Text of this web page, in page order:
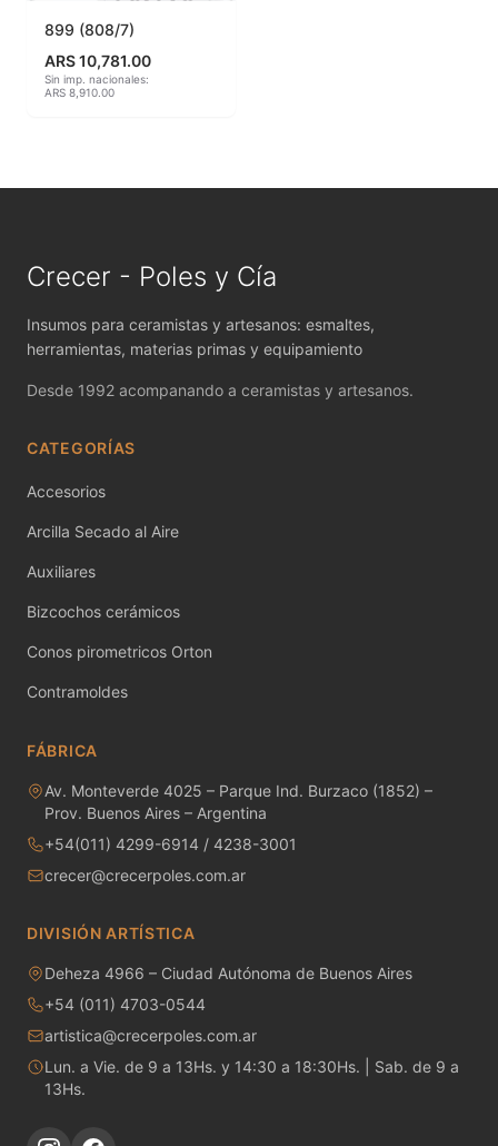
MAYCO E & E CHUNKIES
MAYCO ENGOBE
MAYCO FUNDAMENTALS UNDERGLAZES
MAYCO JUNGLE GEMS
MAYCO MAGIC METALLICS
MAYCO POTTERY CASCADES
MAYCO RAKU GLAZES
MAYCO SNOW GEMS
MAYCO SPECIALTY GLAZES
MAYCO STROKE & COAT
Metales preciosos y luestres
Minerales
899 (808/7)
ARS 10,781.00
Sin imp. nacionales:
ARS 8,910.00
Crecer - Poles y Cía
Insumos para ceramistas y artesanos: esmaltes,
herramientas, materias primas y equipamiento
Desde 1992 acompanando a ceramistas y artesanos.
CATEGORÍAS
Accesorios
Arcilla Secado al Aire
Auxiliares
Bizcochos cerámicos
Conos pirometricos Orton
Contramoldes
FÁBRICA
Av. Monteverde 4025 – Parque Ind. Burzaco (1852) –
Prov. Buenos Aires – Argentina
+54(011) 4299-6914 / 4238-3001
crecer@crecerpoles.com.ar
DIVISIÓN ARTÍSTICA
Deheza 4966 – Ciudad Autónoma de Buenos Aires
+54 (011) 4703-0544
artistica@crecerpoles.com.ar
Lun. a Vie. de 9 a 13Hs. y 14:30 a 18:30Hs. | Sab. de 9 a
13Hs.